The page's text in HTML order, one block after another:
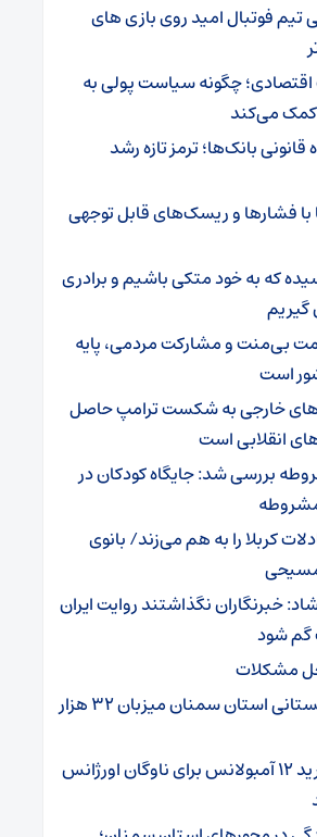
تیم‌ فوتبال امید روی بازی های
اقتصادی؛ چگونه سیاست پولی به
می‌کند
بانک‌ها؛ ترمز تازه رشد
با فشارها و ریسک‌های قابل توجهی
که به خود متکی باشیم و برادری
گیریم
بی‌منت و مشارکت مردمی، پایه
است
خارجی به شکست ترامپ حاصل
انقلابی است
بررسی شد: جایگاه کودکان در
کربلا را به هم می‌زند/ بانوی
مسیحی
خبرنگاران نگذاشتند روایت ایران
گم شود
مشکلات
۲۷۹ پایگاه تابستانی استان سمنان میزبان ۳۲ هزار
تفاهم‌نامه خرید ۱۲ آمبولانس برای ناوگان اورژانس